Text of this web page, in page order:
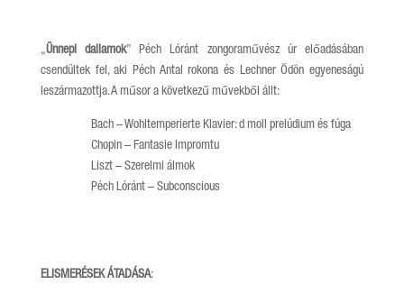
„Ünnepi dallamok” Péch Lóránt zongoraművész úr előadásában
csendültek fel, aki Péch Antal rokona és Lechner Ödön egyeneságú
leszármazottja. A műsor a következű művekből állt:
Bach – Wohltemperierte Klavier: d moll prelúdium és fúga
Chopin – Fantasie Impromtu
Liszt – Szerelmi álmok
Péch Lóránt – Subconscious
ELISMERÉSEK ÁTADÁSA: